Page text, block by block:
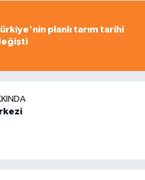
planlı tarım tarihi